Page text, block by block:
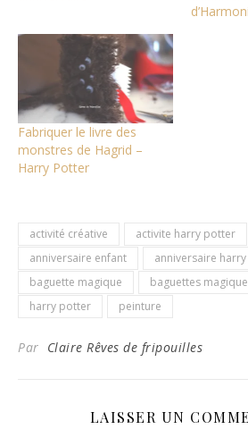
Fabriquer le livre des
monstres de Hagrid –
Harry Potter
activité créative activite harry potter
anniversaire enfant
anniversaire
baguette magique
baguettes
harry potter
peinture
Par Claire Rêves de fripouilles
LAISSER UN